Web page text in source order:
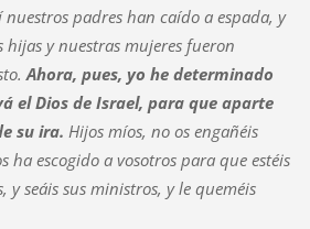
nuestros padres han caído a espada, y
hijas y nuestras mujeres fueron
Ahora, pues, yo he determinado
el Dios de Israel, para que aparte
su ira. Hijos míos, no os engañéis
ha escogido a vosotros para que estéis
y seáis sus ministros, y le queméis